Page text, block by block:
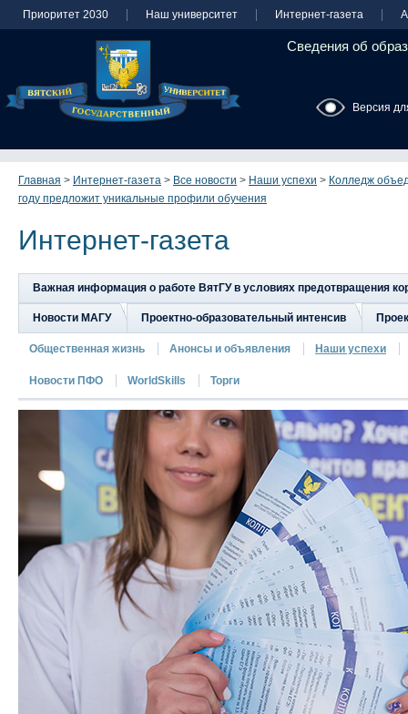
Приоритет 2030 Наш университет Интернет-газета
Сведения об
Версия
Главная > Интернет-газета > Все новости > Наши успехи > Колледж
году предложит уникальные профили обучения
Интернет-газета
Важная информация о работе ВятГУ в условиях предотвращения
Новости МАГУ Проектно-образовательный интенсив
Общественная жизнь Анонсы и объявления Наши успехи
Новости ПФО WorldSkills Торги